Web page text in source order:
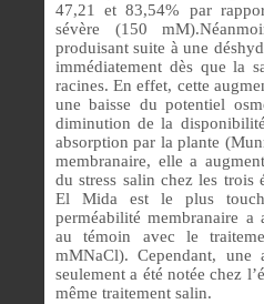
47,21 et 83,54% par
sévère (150
produisant suite à une
immédiatement dès que la
racines. En effet, cette
une baisse du potentiel
diminution de la
absorption par la plante
membranaire, elle a
du stress salin chez les trois
El Mida est le plus
perméabilité membranaire
au témoin avec le
mMNaCl). Cependant, une
seulement a été notée chez
même traitement salin.